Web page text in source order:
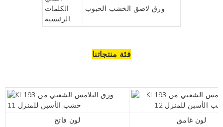
الكلمات
الرئيسية
ورق لاصق الخشب الحبوب
فئة منتجاتنا
لون فاتح لون غامق